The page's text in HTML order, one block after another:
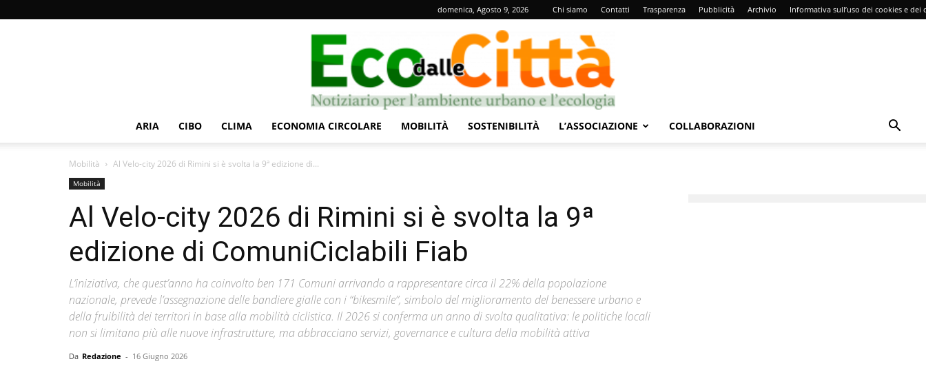
domenica, Agosto 9, 2026 Chi siamo Contatti Trasparenza Pubblicità Archivio Informativa sull’uso dei cookies e dei
Città
ARIA CIBO CLIMA ECONOMIA CIRCOLARE MOBILITÀ SOSTENIBILITÀ L’ASSOCIAZIONE COLLABORAZIONI
Mobilità Al Velo-city 2026 di Rimini si è svolta la 9ª edizione di...
Mobilità
Al Velo-city 2026 di Rimini si è svolta la 9ª
edizione di ComuniCiclabili Fiab
L’iniziativa, che quest’anno ha coinvolto ben 171 Comuni arrivando a rappresentare circa il 22% della popolazione
nazionale, prevede l’assegnazione delle bandiere gialle con i “bikesmile”, simbolo del miglioramento del benessere urbano e
della fruibilità dei territori in base alla mobilità ciclistica. Il 2026 si conferma un anno di svolta qualitativa: le politiche locali
non si limitano più alle nuove infrastrutture, ma abbracciano servizi, governance e cultura della mobilità attiva
Da Redazione - 16 Giugno 2026